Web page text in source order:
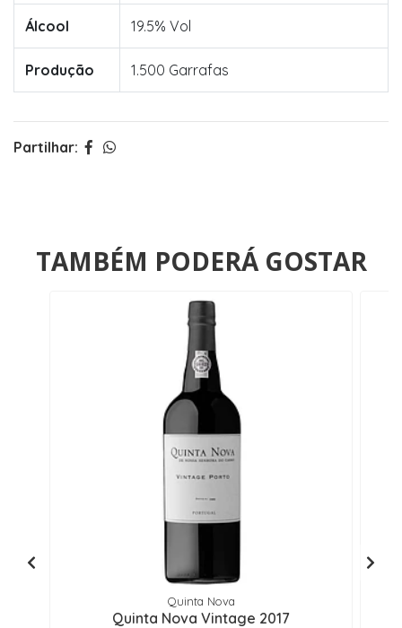
Álcool 19.5% Vol
Produção 1.500 Garrafas
Partilhar:
TAMBÉM PODERÁ GOSTAR
Quinta Nova
Quinta Nova Vintage 2017